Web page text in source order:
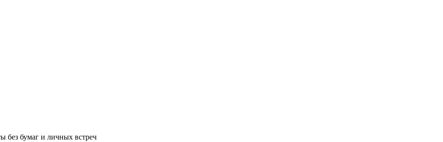
без бумаг и личных встреч